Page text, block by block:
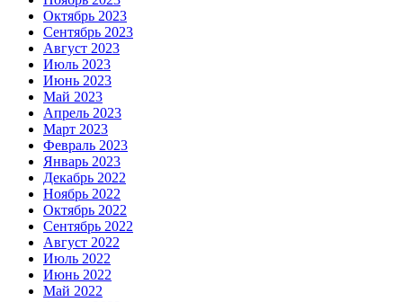
Октябрь 2023
Сентябрь 2023
Август 2023
Июль 2023
Июнь 2023
Май 2023
Апрель 2023
Март 2023
Февраль 2023
Январь 2023
Декабрь 2022
Ноябрь 2022
Октябрь 2022
Сентябрь 2022
Август 2022
Июль 2022
Июнь 2022
Май 2022